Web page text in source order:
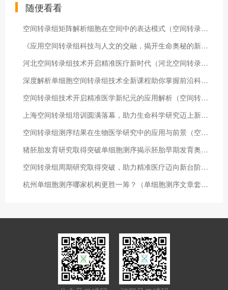
随便看看
空间转录组矩阵解析细胞在空间中的表达模式（空间转录组数据）
《应用空间转录组科技与人文的交融，揭开生命奥秘的新篇章》（nanostring空间转录组）
河北空间转录组技术开启精准医疗新时代（河北空间转录组技术员招聘）
深度解析单细胞空间转录组技术全新课程助你掌握前沿科研方法（单细胞空间组学）
空间转录组技术开启精准医学新纪元的应用解析（空间转录组切片厚度）
上海空间转录组培训圆满落幕，助力生命科学研究迈上新台阶（空间转录组学 综述）
空间转录组测序结果在生物医学研究中的应用与前景（空间转录组数据）
猪胚胎发育研究取得突破单细胞测序揭示胚胎早期发育奥秘（猪胚胎发育过程图详解）
空间转录组周期研究取得突破，助力精准医疗迈向新台阶（10x空间转录组的弊端）
杭州单细胞测序哪家机构更胜一筹？（单细胞测序文章套路）